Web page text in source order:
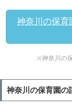
神奈川の保育
※神奈川の
神奈川の保育園の